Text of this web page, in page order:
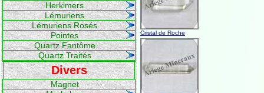
Herkimers
Lémuriens
Lémuriens Rosés
Pointes
Quartz Fantôme
Quartz Traités
Divers
Magnet
Cristal de Roche